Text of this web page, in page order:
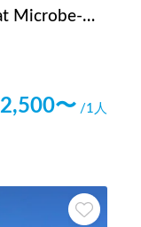
オーガニック野菜の収穫体験 at Microbe-NaturalFarmers-
2,500〜 /1人